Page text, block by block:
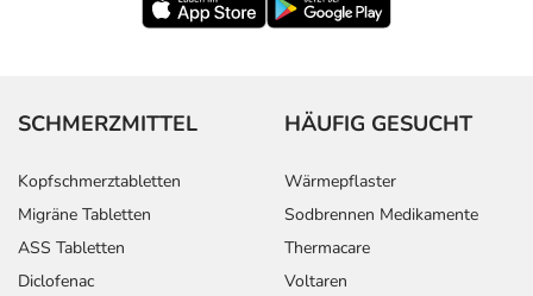
SCHMERZMITTEL
Kopfschmerztabletten
Migräne Tabletten
ASS Tabletten
Diclofenac
HÄUFIG GESUCHT
Wärmepflaster
Sodbrennen Medikamente
Thermacare
Voltaren